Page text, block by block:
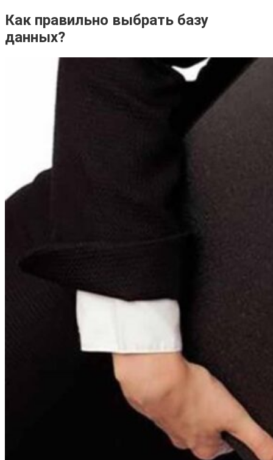
Как правильно выбрать базу
данных?